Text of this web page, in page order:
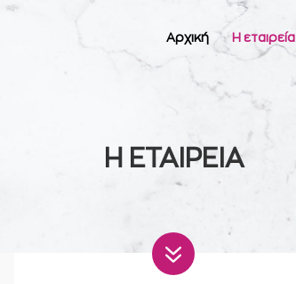
Αρχική Η εταιρεία
Η ΕΤΑΙΡΕΙΑ
7